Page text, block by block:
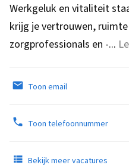
Werkgeluk en vitaliteit
krijg je vertrouwen,
zorgprofessionals en -...
Toon email
Toon telefoonnummer
Bekijk meer vacatures